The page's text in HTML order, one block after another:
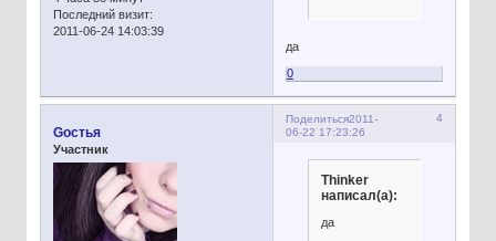
Последний визит:
2011-06-24 14:03:39
да
0
Поделиться 4
2011-
06-22 17:23:26
Gостья
Участник
Thinker
написал(а):
да